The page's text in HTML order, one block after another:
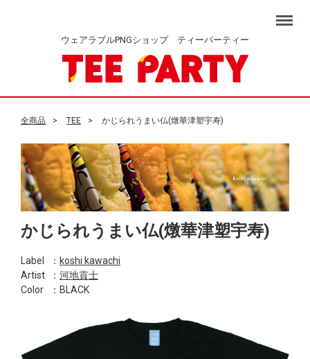
ウェアラブルPNGショップ ティーパーティー
Menu
全商品 TEE かじられうまい仏(燉華津塑宇寿)
かじられうまい仏(燉華津塑宇寿)
Label ： koshi kawachi
Artist
： 河地貢士
Color
：BLACK